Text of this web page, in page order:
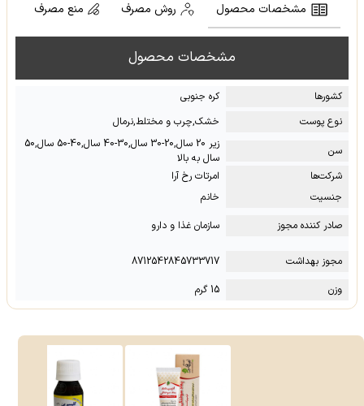
مشخصات محصول روش مصرف منع مصرف
مشخصات محصول
کشور‌ها
کره جنوبی
نوع پوست
خشک,چرب و مختلط,نرمال
سن
زیر 20 سال,20-30 سال,30-40 سال,40-50 سال,50
سال به بالا
شرکت‌ها
امرتات رخ آرا
جنسیت
خانم
صادر کننده مجوز
سازمان غذا و دارو
مجوز بهداشت
8712542845733717
وزن
15 گرم